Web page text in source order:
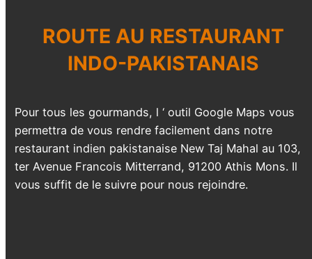
ROUTE AU RESTAURANT
INDO-PAKISTANAIS
Pour tous les gourmands, l ‘ outil Google Maps vous
permettra de vous rendre facilement dans notre
restaurant indien pakistanaise New Taj Mahal au 103,
ter Avenue Francois Mitterrand, 91200 Athis Mons. Il
vous suffit de le suivre pour nous rejoindre.